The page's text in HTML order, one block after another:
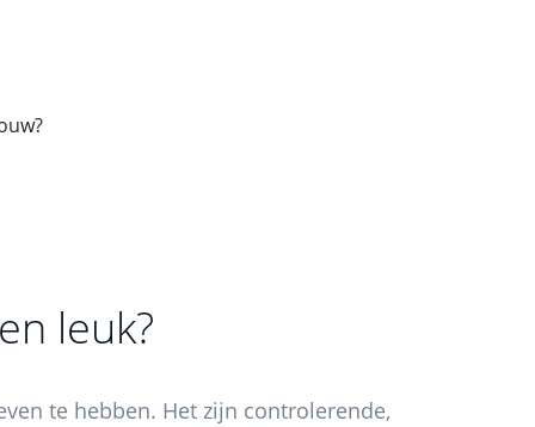
leuk?
te hebben. Het zijn controlerende,